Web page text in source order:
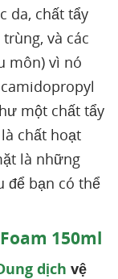
da, chất tẩy
và các
môn) vì nó
một chất tẩy
chất hoạt
là những
để bạn có thể
150ml
dịch vệ